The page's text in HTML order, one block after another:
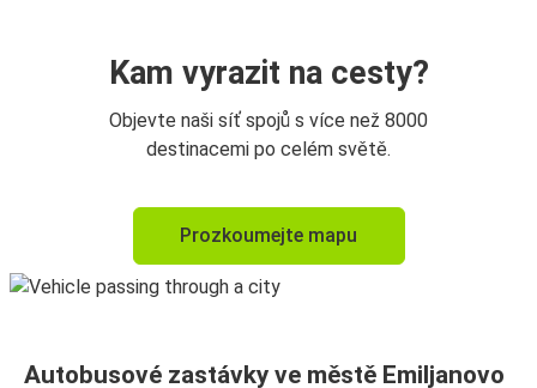
Kam vyrazit na cesty?
Objevte naši síť spojů s více než 8000
destinacemi po celém světě.
Prozkoumejte mapu
Autobusové zastávky ve městě Emiljanovo